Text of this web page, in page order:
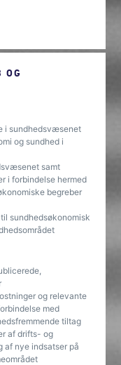
OG
i sundhedsvæsenet
og sundhed i
samt
i forbindelse hermed
begreber
sundhedsøkonomisk
og relevante
med
tiltag
af drifts- og
af nye indsatser på